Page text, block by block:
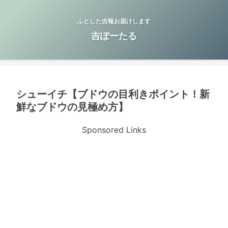
ふとした吉報お届けします
吉ぽーたる
シューイチ【ブドウの目利きポイント！新
鮮なブドウの見極め方】
Sponsored Links